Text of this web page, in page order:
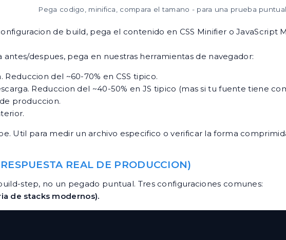
Pega codigo, minifica, compara el tamano - para una prueba
de build, pega el contenido en CSS Minifier o JavaScript
despues, pega en nuestras herramientas de navegador:
Reduccion del ~60-70% en CSS tipico.
Reduccion del ~40-50% en JS tipico (mas si tu fuente tiene
produccion.
Util para medir un archivo especifico o verificar la forma
REAL DE PRODUCCION)
step, no un pegado puntual. Tres configuraciones comunes:
de stacks modernos).